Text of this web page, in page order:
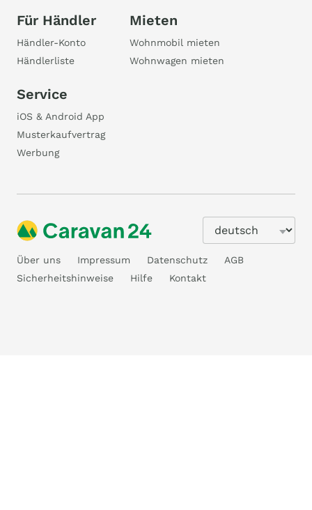
Für Händler
Händler-Konto
Händlerliste
Mieten
Wohnmobil mieten
Wohnwagen mieten
Service
iOS & Android App
Musterkaufvertrag
Werbung
Über uns Impressum Datenschutz
AGB
Sicherheitshinweise
Hilfe Kontakt